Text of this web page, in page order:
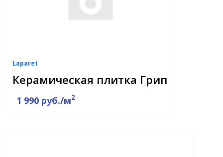
Laparet
Керамическая плитка Грип
1 990 руб./м2